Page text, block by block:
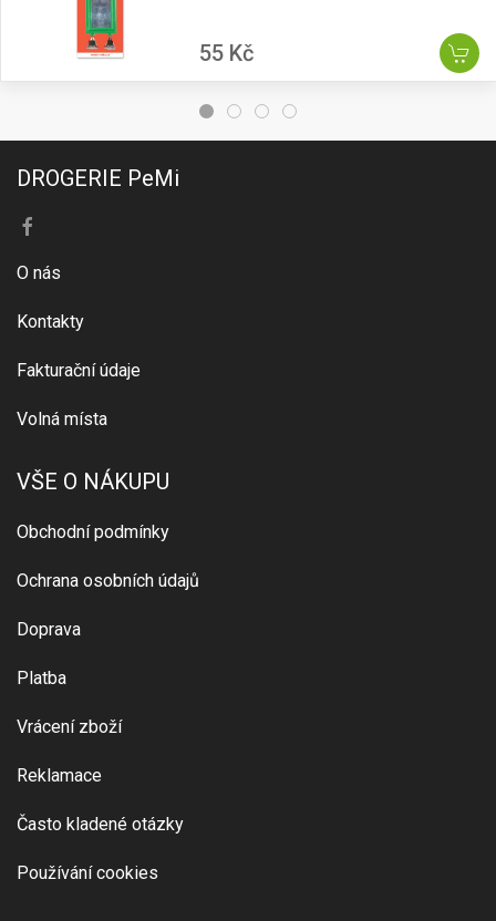
55 Kč
DROGERIE PeMi
O nás
Kontakty
Fakturační údaje
Volná místa
VŠE O NÁKUPU
Obchodní podmínky
Ochrana osobních údajů
Doprava
Platba
Vrácení zboží
Reklamace
Často kladené otázky
Používání cookies